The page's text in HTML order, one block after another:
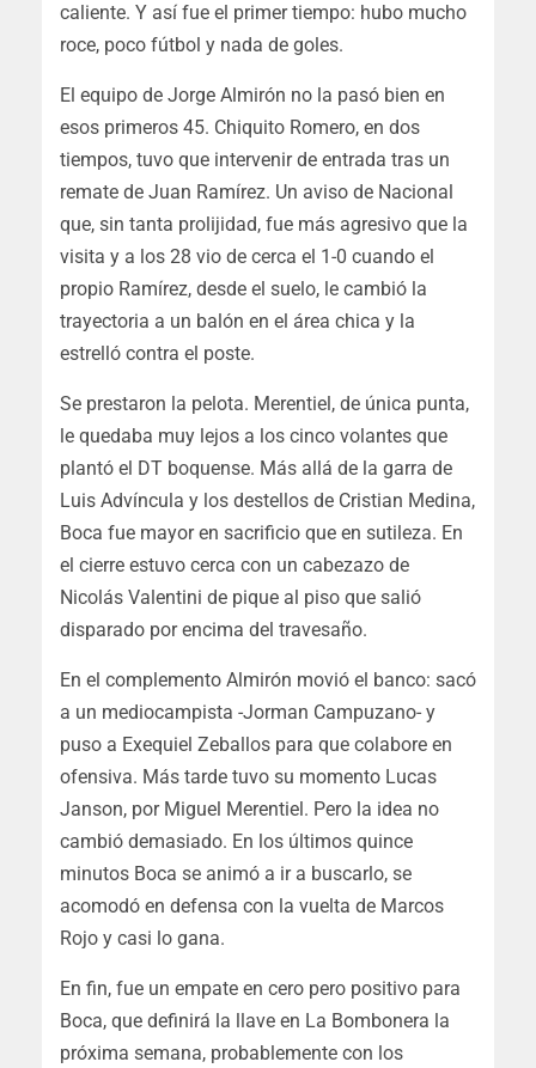
caliente. Y así fue el primer tiempo: hubo mucho
roce, poco fútbol y nada de goles.
El equipo de Jorge Almirón no la pasó bien en
esos primeros 45. Chiquito Romero, en dos
tiempos, tuvo que intervenir de entrada tras un
remate de Juan Ramírez. Un aviso de Nacional
que, sin tanta prolijidad, fue más agresivo que la
visita y a los 28 vio de cerca el 1-0 cuando el
propio Ramírez, desde el suelo, le cambió la
trayectoria a un balón en el área chica y la
estrelló contra el poste.
Se prestaron la pelota. Merentiel, de única punta,
le quedaba muy lejos a los cinco volantes que
plantó el DT boquense. Más allá de la garra de
Luis Advíncula y los destellos de Cristian Medina,
Boca fue mayor en sacrificio que en sutileza. En
el cierre estuvo cerca con un cabezazo de
Nicolás Valentini de pique al piso que salió
disparado por encima del travesaño.
En el complemento Almirón movió el banco: sacó
a un mediocampista -Jorman Campuzano- y
puso a Exequiel Zeballos para que colabore en
ofensiva. Más tarde tuvo su momento Lucas
Janson, por Miguel Merentiel. Pero la idea no
cambió demasiado. En los últimos quince
minutos Boca se animó a ir a buscarlo, se
acomodó en defensa con la vuelta de Marcos
Rojo y casi lo gana.
En fin, fue un empate en cero pero positivo para
Boca, que definirá la llave en La Bombonera la
próxima semana, probablemente con los